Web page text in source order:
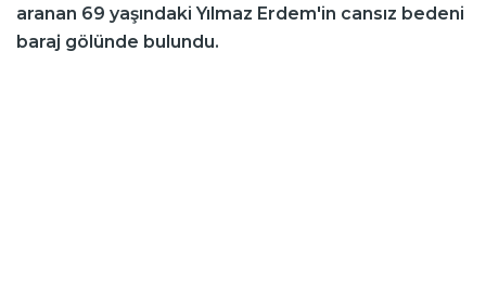
aranan 69 yaşındaki Yılmaz Erdem'in cansız bedeni
baraj gölünde bulundu.